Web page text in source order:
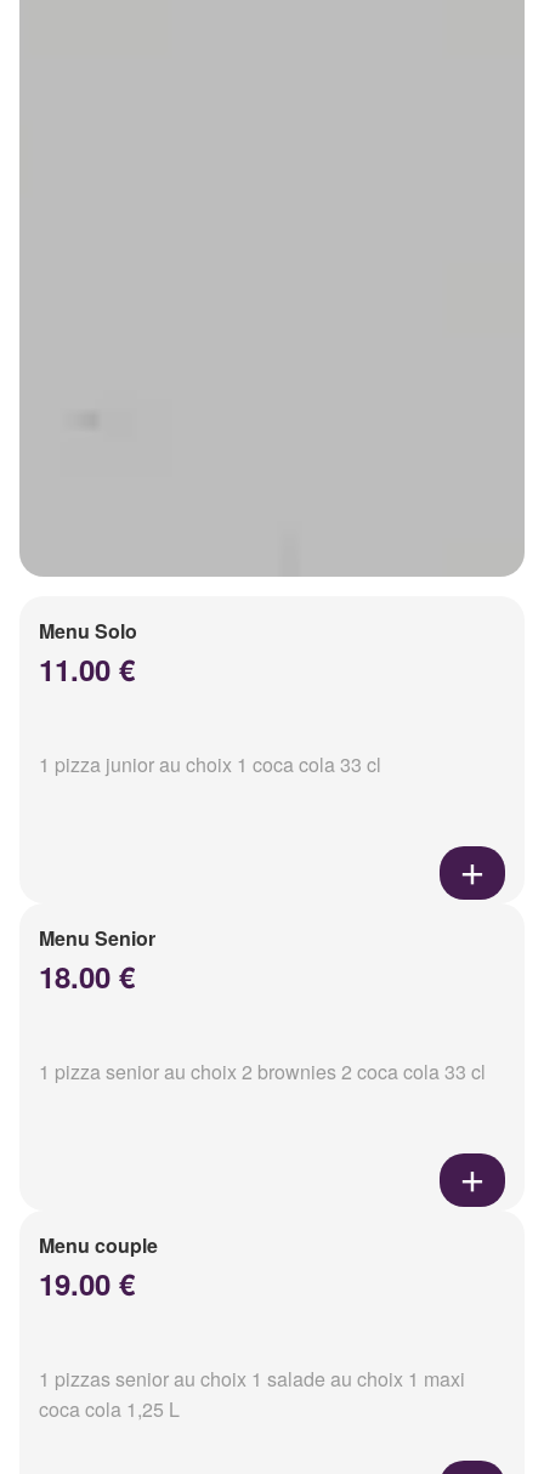
Menu Solo
11.00 €
1 pizza junior au choix 1 coca cola 33 cl
Menu Senior
18.00 €
1 pizza senior au choix 2 brownies 2 coca cola 33 cl
Menu couple
19.00 €
1 pizzas senior au choix 1 salade au choix 1 maxi
coca cola 1,25 L